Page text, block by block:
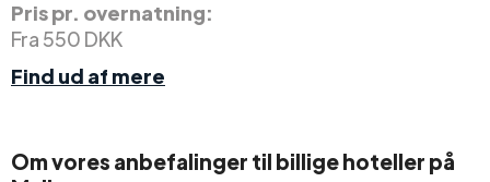
Pris pr. overnatning:
Fra 550 DKK
Find ud af mere
Om vores anbefalinger til billige hoteller på